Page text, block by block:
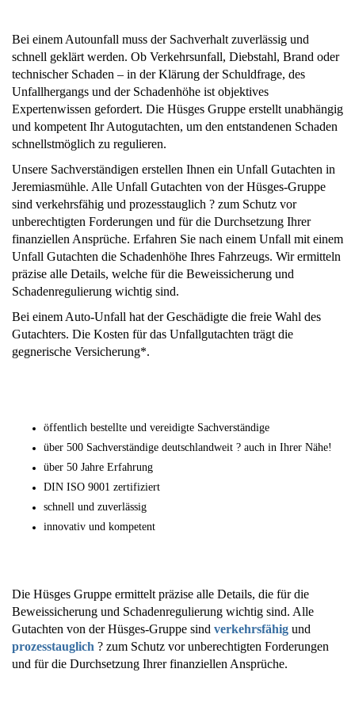
Bei einem Autounfall muss der Sachverhalt zuverlässig und
schnell geklärt werden. Ob Verkehrsunfall, Diebstahl, Brand oder
technischer Schaden – in der Klärung der Schuldfrage, des
Unfallhergangs und der Schadenhöhe ist objektives
Expertenwissen gefordert. Die Hüsges Gruppe erstellt unabhängig
und kompetent Ihr Autogutachten, um den entstandenen Schaden
schnellstmöglich zu regulieren.
Unsere Sachverständigen erstellen Ihnen ein Unfall Gutachten in
Jeremiasmühle. Alle Unfall Gutachten von der Hüsges-Gruppe
sind verkehrsfähig und prozesstauglich ? zum Schutz vor
unberechtigten Forderungen und für die Durchsetzung Ihrer
finanziellen Ansprüche. Erfahren Sie nach einem Unfall mit einem
Unfall Gutachten die Schadenhöhe Ihres Fahrzeugs. Wir ermitteln
präzise alle Details, welche für die Beweissicherung und
Schadenregulierung wichtig sind.
Bei einem Auto-Unfall hat der Geschädigte die freie Wahl des
Gutachters. Die Kosten für das Unfallgutachten trägt die
gegnerische Versicherung*.
öffentlich bestellte und vereidigte Sachverständige
über 500 Sachverständige deutschlandweit ? auch in Ihrer Nähe!
über 50 Jahre Erfahrung
DIN ISO 9001 zertifiziert
schnell und zuverlässig
innovativ und kompetent
Die Hüsges Gruppe ermittelt präzise alle Details, die für die
Beweissicherung und Schadenregulierung wichtig sind. Alle
Gutachten von der Hüsges-Gruppe sind verkehrsfähig und
prozesstauglich ? zum Schutz vor unberechtigten Forderungen
und für die Durchsetzung Ihrer finanziellen Ansprüche.